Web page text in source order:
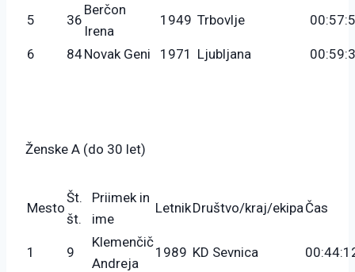
5 36
Berčon
Irena
1949 Trbovlje
6 84Novak Geni 1971 Ljubljana
Ženske A (do 30 let)
Mesto
Št.
št.
Priimek in
ime
LetnikDruštvo/kraj/ekipa Čas
1 9
Klemenčič
Andreja
1989 KD Sevnica